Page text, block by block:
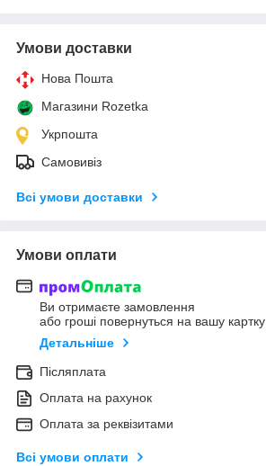
Умови доставки
Нова Пошта
Магазини Rozetka
Укрпошта
Самовивіз
Всі умови доставки
Умови оплати
Ви отримаєте замовлення
або гроші повернуться на вашу картку
Детальніше
Післяплата
Оплата на рахунок
Оплата за реквізитами
Всі умови оплати